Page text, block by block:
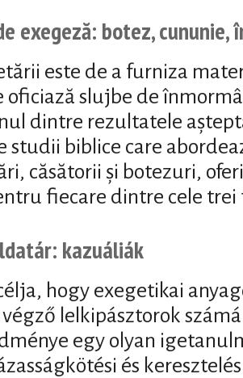
exegeză: botez, cununie,
este de a furniza
oficiază slujbe de
dintre rezultatele
studii biblice care
căsătorii și botezuri,
fiecare dintre cele trei
kazuáliák
hogy exegetikai
lelkipásztorok
egy olyan
és